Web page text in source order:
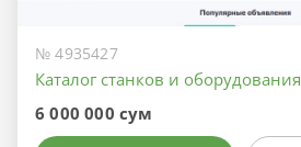
№ 4935427
Каталог станков и оборудования
6 000 000 сум